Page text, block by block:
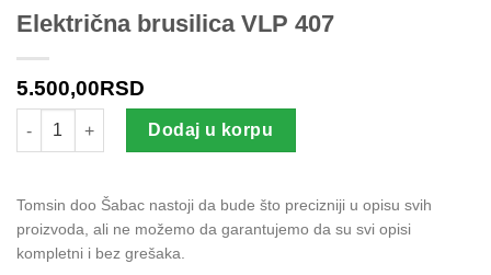
Električna brusilica VLP 407
5.500,00RSD
Električna brusilica VLP 407 količina
Dodaj u korpu
Tomsin doo Šabac nastoji da bude što precizniji u opisu svih
proizvoda, ali ne možemo da garantujemo da su svi opisi
kompletni i bez grešaka.